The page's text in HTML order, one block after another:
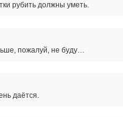
рубить должны уметь.
пожалуй, не буду…
даётся.